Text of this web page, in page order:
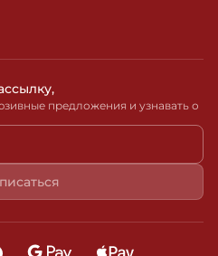
предложения и узнавать о